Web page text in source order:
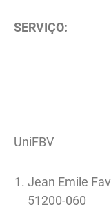
SERVIÇO:
UniFBV
Jean Emile
51200-060